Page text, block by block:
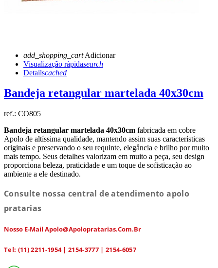
add_shopping_cartAdicionar
Visualização rápidasearch
Detailscached
Bandeja retangular martelada 40x30cm
ref.: CO805
Bandeja retangular martelada 40x30cm fabricada em cobre
Apolo de altíssima qualidade, mantendo assim suas características
originais e preservando o seu requinte, elegância e brilho por muito
mais tempo. Seus detalhes valorizam em muito a peça, seu design
proporciona beleza, praticidade e um toque de sofisticação ao
ambiente a ele destinado.
Consulte nossa central de atendimento apolo
pratarias
Nosso E-Mail Apolo@apolopratarias.com.br
Tel: (11) 2211-1954 | 2154-3777 | 2154-6057